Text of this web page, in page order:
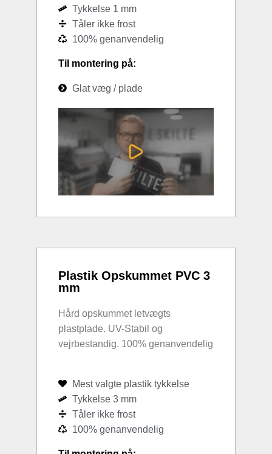
Tykkelse 1 mm
Tåler ikke frost
100% genanvendelig
Til montering på:
Glat væg / plade
Plastik Opskummet PVC 3
mm
Hård opskummet letvægts
plastplade. UV-Stabil og
vejrbestandig. 100% genanvendelig
Mest valgte plastik tykkelse
Tykkelse 3 mm
Tåler ikke frost
100% genanvendelig